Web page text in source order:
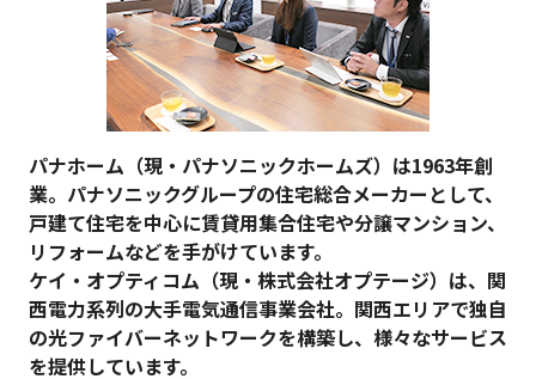
パナホーム（現・パナソニックホームズ）は1963年創
業。パナソニックグループの住宅総合メーカーとして、
戸建て住宅を中心に賃貸用集合住宅や分譲マンション、
リフォームなどを手がけています。
ケイ・オプティコム（現・株式会社オプテージ）は、関
西電力系列の大手電気通信事業会社。関西エリアで独自
の光ファイバーネットワークを構築し、様々なサービス
を提供しています。